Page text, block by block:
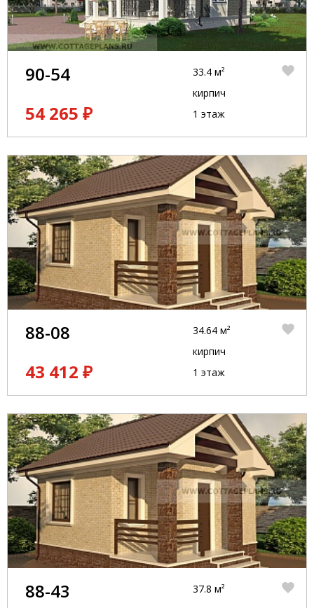
90-54
54 265 ₽
33.4 м²
кирпич
1 этаж
88-08
43 412 ₽
34.64 м²
кирпич
1 этаж
88-43
37.8 м²